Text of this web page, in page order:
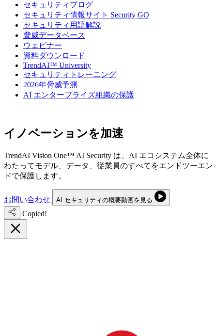
セキュリティブログ
セキュリティ情報サイト Security GO
セキュリティ用語解説
脅威データベース
ウェビナー
資料ダウンロード
TrendAI™ University
セキュリティトレーニング
2026年脅威予測
AI エンタープライズ組織の保護
イノベーションを加速
TrendAI Vision One™ AI Security は、AI エコシステム全体に
わたってモデル、データ、従業員のすべてをエンドツーエン
ドで保護します。
お問い合わせ AI セキュリティの概要動画を見る
Copied!